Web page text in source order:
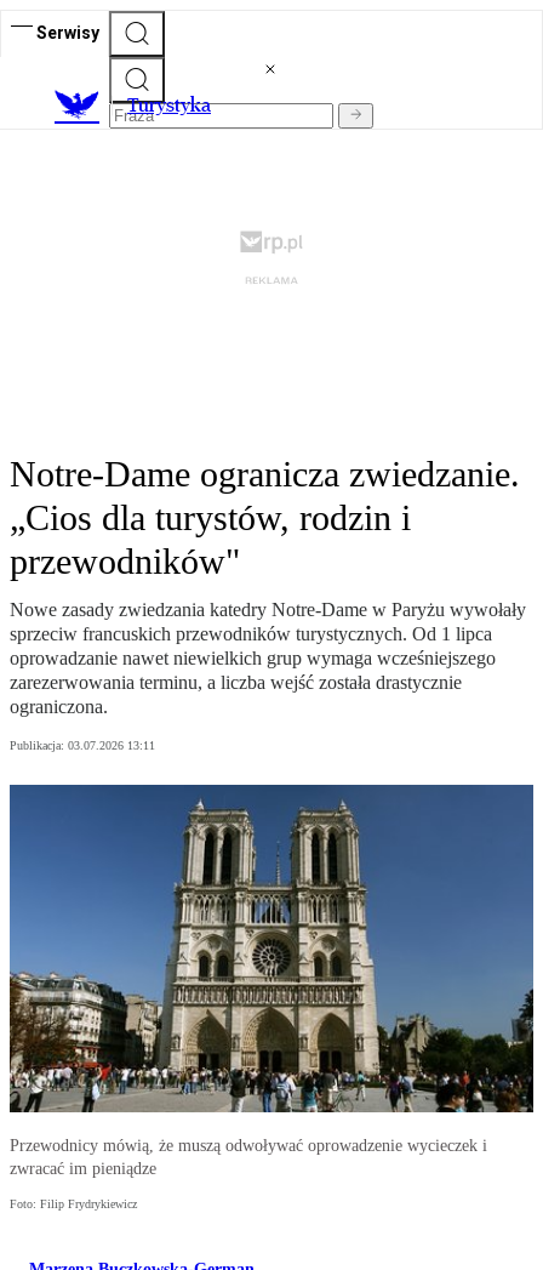
Serwisy
Turystyka
Notre-Dame ogranicza zwiedzanie.
„Cios dla turystów, rodzin i
przewodników"
Nowe zasady zwiedzania katedry Notre-Dame w Paryżu wywołały
sprzeciw francuskich przewodników turystycznych. Od 1 lipca
oprowadzanie nawet niewielkich grup wymaga wcześniejszego
zarezerwowania terminu, a liczba wejść została drastycznie
ograniczona.
Publikacja: 03.07.2026 13:11
Przewodnicy mówią, że muszą odwoływać oprowadzenie wycieczek i
zwracać im pieniądze
Foto: Filip Frydrykiewicz